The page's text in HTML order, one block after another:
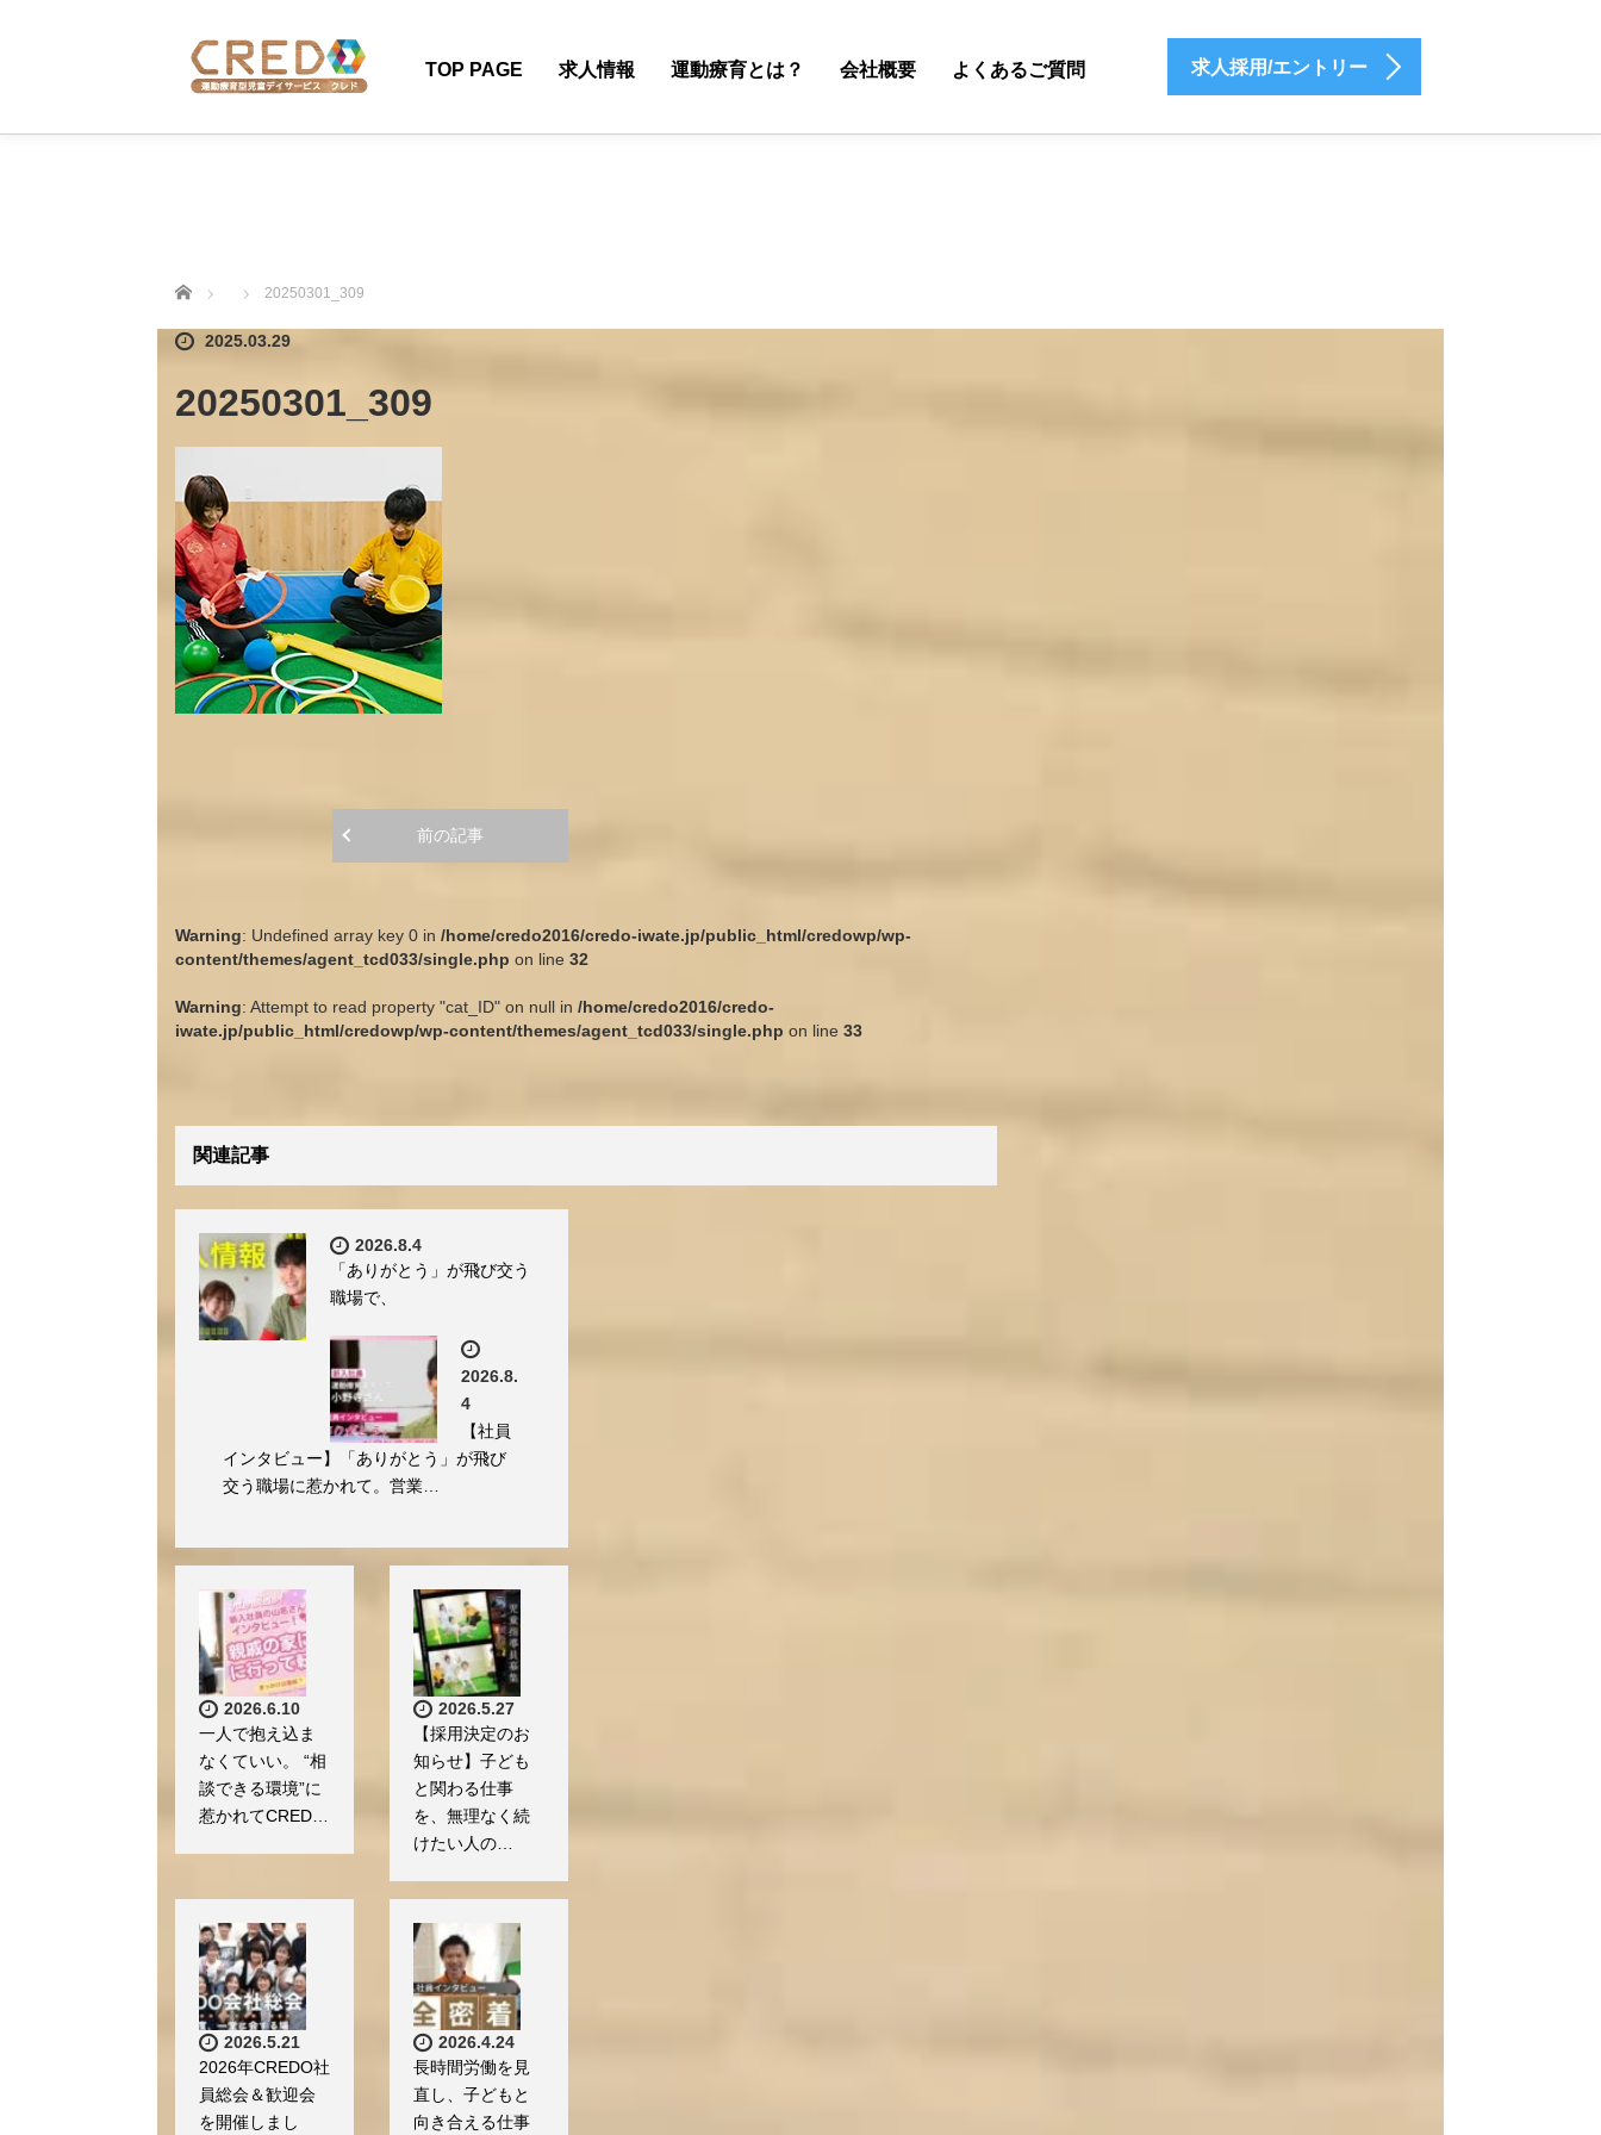
TOP PAGE 求人情報 運動療育とは？ 会社概要 よくあるご質問 求人採用/エントリー
ホーム 20250301_309
2025.03.29
20250301_309
前の記事
Warning: Undefined array key 0 in /home/credo2016/credo-iwate.jp/public_html/credowp/wp-
content/themes/agent_tcd033/single.php on line 32
Warning: Attempt to read property "cat_ID" on null in /home/credo2016/credo-
iwate.jp/public_html/credowp/wp-content/themes/agent_tcd033/single.php on line 33
関連記事
2026.8.4
「ありがとう」が飛び交う
職場で、
2026.8.
4
【社員
インタビュー】「ありがとう」が飛び
交う職場に惹かれて。営業…
2026.6.10
一人で抱え込ま
なくていい。 “相
談できる環境”に
惹かれてCRED…
2026.5.27
【採用決定のお
知らせ】子ども
と関わる仕事
を、無理なく続
けたい人の…
2026.5.21
2026年CREDO社
員総会＆歓迎会
を開催しまし
2026.4.24
長時間労働を見
直し、子どもと
向き合える仕事